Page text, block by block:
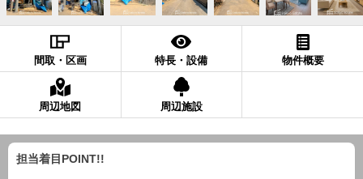
間取・区画 特長・設備 物件概要
周辺地図 周辺施設
担当着目POINT!!